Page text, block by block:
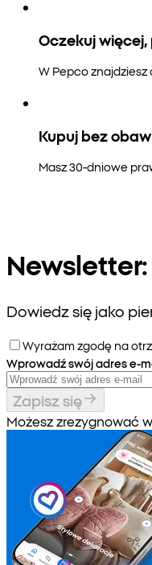
Oczekuj więcej,
W Pepco
Kupuj bez obaw
Masz 30-dniowe
Dowiedz się jako
Wyrażam zgodę na
Wprowadź swój adres e-
Zapisz się
Możesz zrezygnować